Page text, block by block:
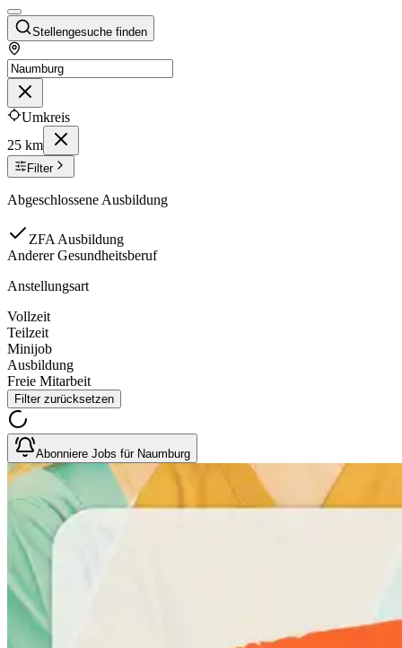
Stellengesuche finden
Umkreis
25 km
Filter
Abgeschlossene Ausbildung
ZFA Ausbildung
Anderer Gesundheitsberuf
Anstellungsart
Vollzeit
Teilzeit
Minijob
Ausbildung
Freie Mitarbeit
Filter zurücksetzen
Abonniere Jobs für Naumburg